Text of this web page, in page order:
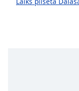
opens